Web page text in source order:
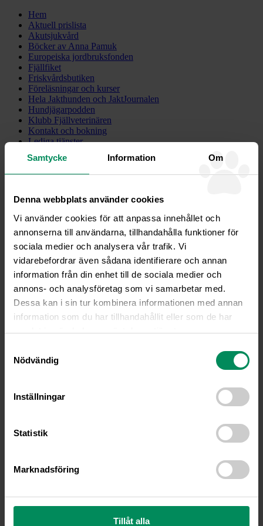
Samtycke Information Om
Denna webbplats använder cookies
Vi använder cookies för att anpassa innehållet och
annonserna till användarna, tillhandahålla funktioner för
sociala medier och analysera vår trafik. Vi
vidarebefordrar även sådana identifierare och annan
information från din enhet till de sociala medier och
annons- och analysföretag som vi samarbetar med.
Dessa kan i sin tur kombinera informationen med annan
information som du har tillhandahållit eller som de har
samlat in när du har använt deras tjänster.
Nödvändig
Inställningar
Statistik
Marknadsföring
Tillåt alla
Hem
Aktuell prislista
Akutsjukvård
Böcker av Anna Pamuk
Europeiska jordbruksfonden
Fjällfiket
Friskvårdsbutiken
Föreläsningar och kurser
Hela Jakthunden och JaktJournalen
Hundjägarpodden
Klubb Fjällveterinären
Kontakt och bokning
Lediga tjänster
Om oss och om verksamheten
Operationsavdelningen
Telefonväxel
Veterinären ger råd
Webbutik
Övriga upplysningar, om GDPR
Meny
Onlinebokning
Kontakt & bokning